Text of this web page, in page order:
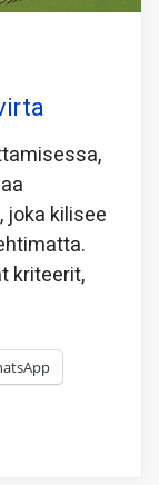
joka kilisee
kriteerit,